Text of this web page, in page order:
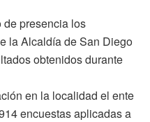
de presencia los
la Alcaldía de San Diego
obtenidos durante
en la localidad el ente
encuestas aplicadas a